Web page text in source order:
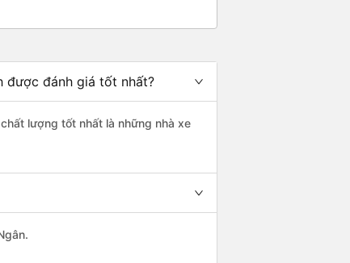
được đánh giá tốt nhất?
lượng tốt nhất là những nhà xe